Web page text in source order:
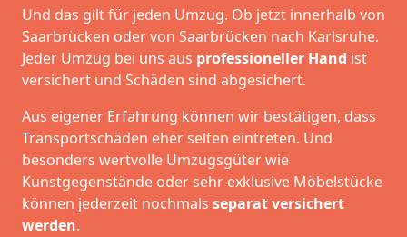
Und das gilt für jeden Umzug. Ob jetzt innerhalb von
Saarbrücken oder von Saarbrücken nach Karlsruhe.
Jeder Umzug bei uns aus professioneller Hand ist
versichert und Schäden sind abgesichert.
Aus eigener Erfahrung können wir bestätigen, dass
Transportschäden eher selten eintreten. Und
besonders wertvolle Umzugsgüter wie
Kunstgegenstände oder sehr exklusive Möbelstücke
können jederzeit nochmals separat versichert
werden.